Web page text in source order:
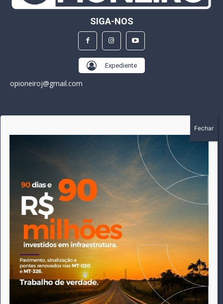
SIGA-NOS
Expediente
opioneiroj@gmail.com
A história do Pioneiro inicia em fevereiro de 2005 em
Canarana - MT, na época, como um jornal impresso semanal,
que chegou a possuir mil assinantes. Durante 15 anos, foram
publicadas 691 edições que narraram os acontecimentos
políticos, policiais e cotidianos de Canarana e região. Fiel a sua
origem, pautado sempre pela busca incessante da
imparcialidade, faz jus a sua logo, com o característico "avião
da praça" de Canarana, sendo o símbolo do
comprometimento deste veículo de comunicação com o
relato dos fatos neste município. Em 06 de dezembro de 2019
circulou a última edição impressa do jornal, que desde então
tem veiculação exclusivamente online.
Este site utiliza cookies para permitir uma melhor experiência